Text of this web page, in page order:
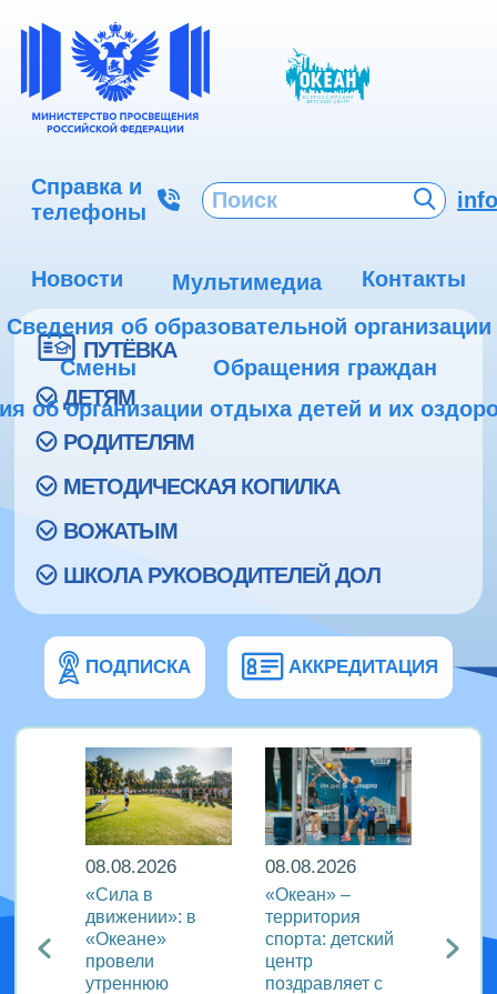
Справка и
телефоны
Новости Мультимедиа
Контакты
Сведения об образовательной организации
Смены
Обращения граждан
об организации отдыха детей и их
ПУТЁВКА
ДЕТЯМ
РОДИТЕЛЯМ
МЕТОДИЧЕСКАЯ КОПИЛКА
ВОЖАТЫМ
ШКОЛА РУКОВОДИТЕЛЕЙ ДОЛ
ПОДПИСКА АККРЕДИТАЦИЯ
с
08.08.2026
«Сила в
движении»: в
«Океане»
провели
утреннюю
08.08.2026
«Океан» –
территория
спорта: детский
центр
поздравляет с